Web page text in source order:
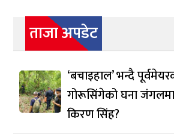
ताजा अपडेट
‘बचाइहाल’ भन्दै
गोरूसिंगेको घना
किरण सिंह?